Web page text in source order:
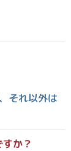
それ以外は
か？